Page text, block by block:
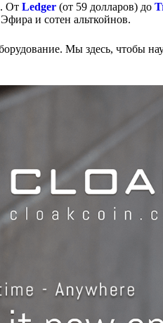
От Ledger (от 59 долларов) до
и сотен альткойнов.
Мы здесь, чтобы